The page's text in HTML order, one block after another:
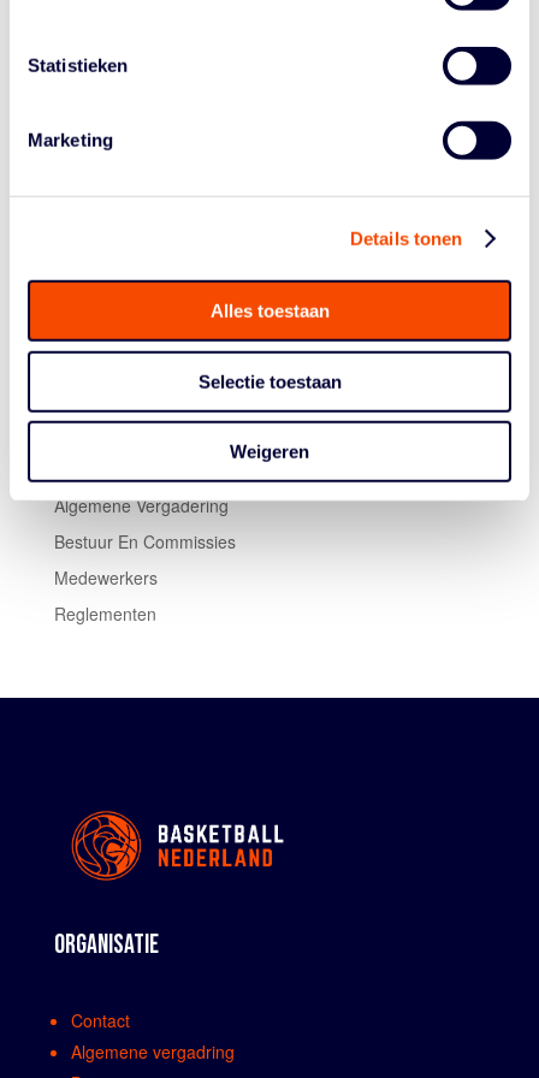
Statistieken
Marketing
Details tonen
Alles toestaan
Selectie toestaan
Weigeren
De blik van de Nederlanders kan nu weer op de World
Los Angeles, Nanjing en Utsunomiya. Ondertussen is
traject richting de olympische kwalificatietoernooien in
Algemene Vergadering
Bestuur En Commissies
Medewerkers
Reglementen
ORGANISATIE
Contact
Algemene vergadring